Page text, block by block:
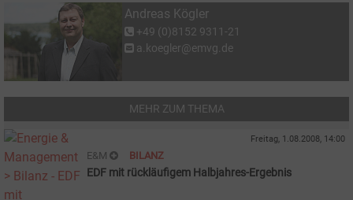
Andreas Kögler
+49 (0)8152 9311-21
a.koegler@emvg.de
MEHR ZUM THEMA
Freitag, 1.08.2008, 14:00
E&M BILANZ
EDF mit rückläufigem Halbjahres-Ergebnis